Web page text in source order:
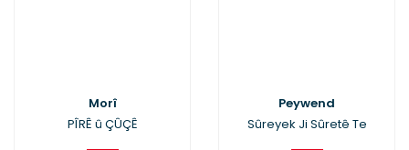
Morî
PÎRÊ û ÇÛÇÊ
Peywend
Sûreyek Ji Sûretê Te